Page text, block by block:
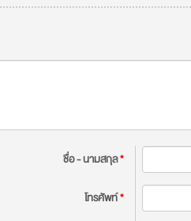
ชื่อ - นามสกุล*
โทรศัพท์*